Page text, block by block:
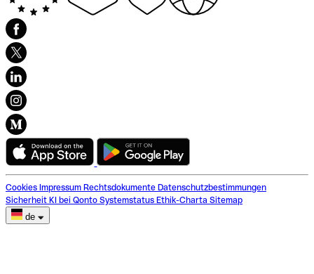
Cookies Impressum Rechtsdokumente Datenschutzbestimmungen
Sicherheit KI bei Qonto Systemstatus Ethik-Charta Sitemap
de